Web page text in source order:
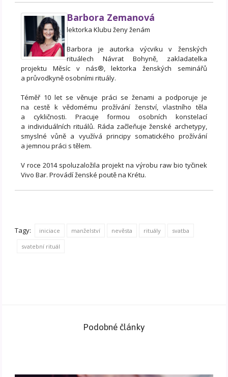
Barbora Zemanová
lektorka Klubu ženy ženám
Barbora je autorka výcviku v ženských
rituálech Návrat Bohyně, zakladatelka
projektu Měsíc v nás®, lektorka ženských seminářů
a průvodkyně osobními rituály.
Téměř 10 let se věnuje práci se ženami a podporuje je
na cestě k vědomému prožívání ženství, vlastního těla
a cykličnosti. Pracuje formou osobních konstelací
a individuálních rituálů. Ráda začleňuje ženské archetypy,
smyslné vůně a využívá principy somatického prožívání
a jemnou práci s tělem.
V roce 2014 spoluzaložila projekt na výrobu raw bio tyčinek
Vivo Bar. Provádí ženské poutě na Krétu.
Tagy: iniciace manželství nevěsta rituály svatba
svatební rituál
Podobné články